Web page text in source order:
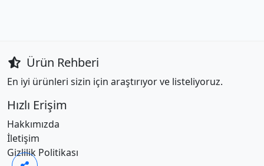
Ürün Rehberi
En iyi ürünleri sizin için araştırıyor ve listeliyoruz.
Hızlı Erişim
Hakkımızda
İletişim
Gizlilik Politikası